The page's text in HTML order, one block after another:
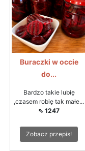
Buraczki w occie
do...
Bardzo takie lubię
,czasem robię tak małe...
⇖ 1247
Zobacz przepis!